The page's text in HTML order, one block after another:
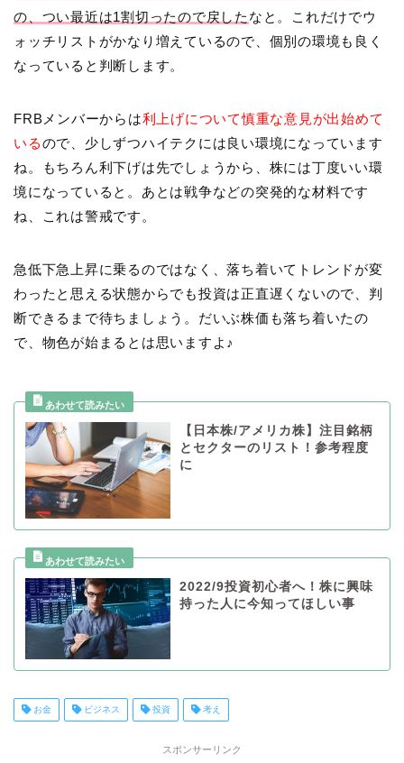
の、つい最近は1割切ったので戻した なと。これだけでウ
ォッチリストがかなり増えているので、個別の環境も良く
なっていると判断します。
FRBメンバーからは利上げについて慎重な意見が出始めて
いるので、少しずつハイテクには良い環境になっています
ね。もちろん利下げは先でしょうから、株には丁度いい環
境になっていると。あとは戦争などの突発的な材料です
ね、これは警戒です。
急低下急上昇に乗るのではなく、落ち着いてトレンドが変
わったと思える状態からでも投資は正直遅くないので、判
断できるまで待ちましょう。だいぶ株価も落ち着いたの
で、物色が始まるとは思いますよ♪
【日本株/アメリカ株】注目銘柄
とセクターのリスト！参考程度
に
2022/9投資初心者へ！株に興味
持った人に今知ってほしい事
お金 ビジネス 投資 考え
スポンサーリンク